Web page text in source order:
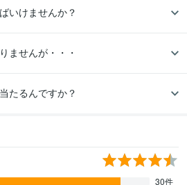
いけませんか？
ませんが・・・
たるんですか？
30件